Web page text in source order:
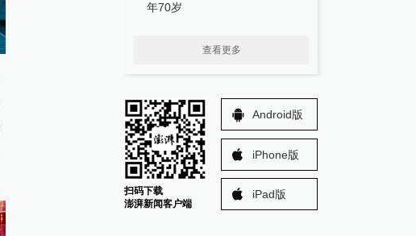
年70岁
查看更多
扫码下载
澎湃新闻客户端
Android版
iPhone版
iPad版